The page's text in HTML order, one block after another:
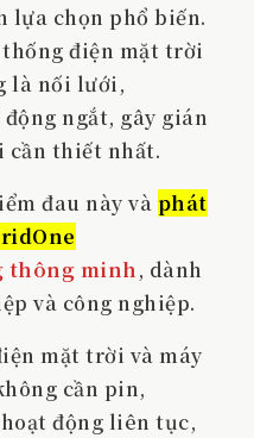
chọn phổ biến.
điện mặt trời
là nối lưới,
ngắt, gây gián
cần thiết nhất.
đau này và phát
thông minh, dành
và công nghiệp.
mặt trời và máy
cần pin,
động liên tục,